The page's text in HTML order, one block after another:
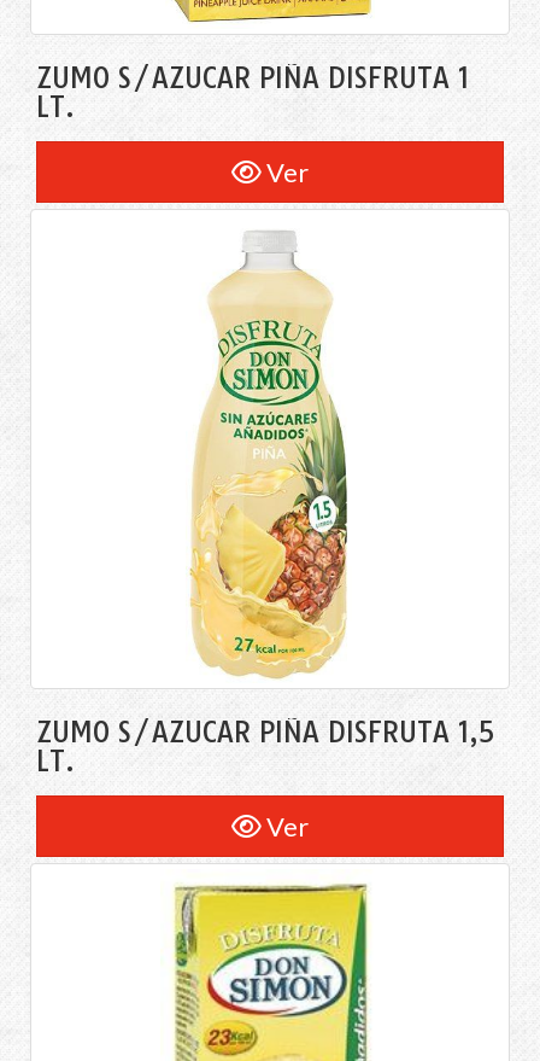
ZUMO S/AZÚCAR PIÑA DISFRUTA 1
LT.
Ver
ZUMO S/AZÚCAR PIÑA DISFRUTA 1,5
LT.
Ver